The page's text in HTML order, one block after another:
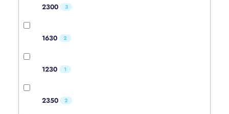
2300 3
1630 2
1230 1
2350 2